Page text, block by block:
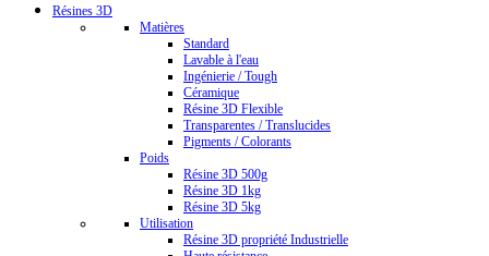
Résines 3D
Matières
Standard
Lavable à l'eau
Ingénierie / Tough
Céramique
Résine 3D Flexible
Transparentes / Translucides
Pigments / Colorants
Poids
Résine 3D 500g
Résine 3D 1kg
Résine 3D 5kg
Utilisation
Résine 3D propriété Industrielle